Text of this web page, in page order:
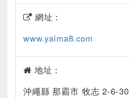
網址：
www.yaima8.com
地址：
沖繩縣 那霸市 牧志 2-6-30